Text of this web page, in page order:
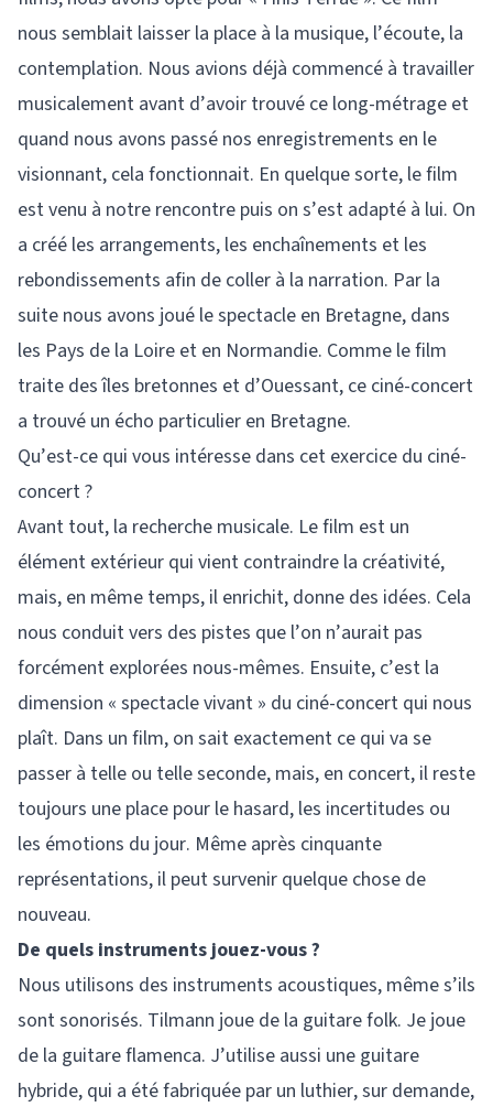
nous semblait laisser la place à la musique, l’écoute, la
contemplation. Nous avions déjà commencé à travailler
musicalement avant d’avoir trouvé ce long-métrage et
quand nous avons passé nos enregistrements en le
visionnant, cela fonctionnait. En quelque sorte, le film
est venu à notre rencontre puis on s’est adapté à lui. On
a créé les arrangements, les enchaînements et les
rebondissements afin de coller à la narration. Par la
suite nous avons joué le spectacle en Bretagne, dans
les Pays de la Loire et en Normandie. Comme le film
traite des îles bretonnes et d’Ouessant, ce ciné-concert
a trouvé un écho particulier en Bretagne.
Qu’est-ce qui vous intéresse dans cet exercice du ciné-
concert ?
Avant tout, la recherche musicale. Le film est un
élément extérieur qui vient contraindre la créativité,
mais, en même temps, il enrichit, donne des idées. Cela
nous conduit vers des pistes que l’on n’aurait pas
forcément explorées nous-mêmes. Ensuite, c’est la
dimension « spectacle vivant » du ciné-concert qui nous
plaît. Dans un film, on sait exactement ce qui va se
passer à telle ou telle seconde, mais, en concert, il reste
toujours une place pour le hasard, les incertitudes ou
les émotions du jour. Même après cinquante
représentations, il peut survenir quelque chose de
nouveau.
De quels instruments jouez-vous ?
Nous utilisons des instruments acoustiques, même s’ils
sont sonorisés. Tilmann joue de la guitare folk. Je joue
de la guitare flamenca. J’utilise aussi une guitare
hybride, qui a été fabriquée par un luthier, sur demande,